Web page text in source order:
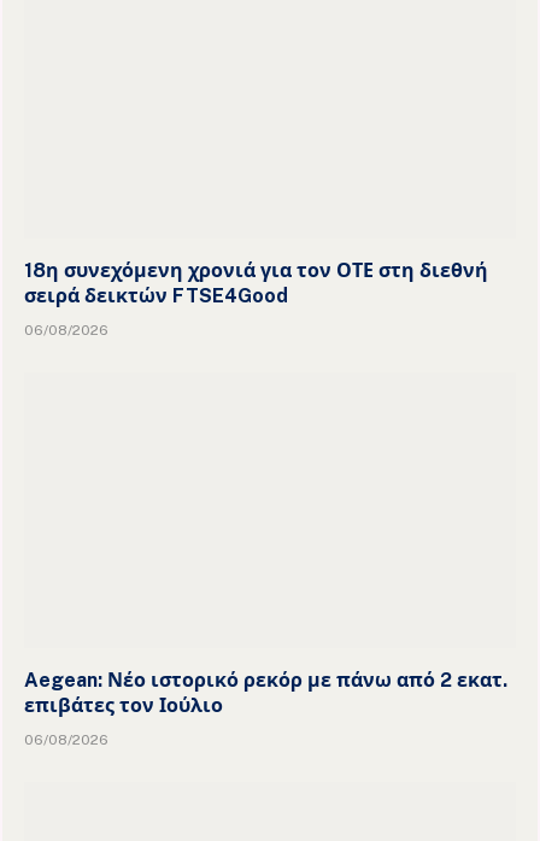
18η συνεχόμενη χρονιά για τον ΟΤΕ στη διεθνή
σειρά δεικτών FTSE4Good
06/08/2026
Aegean: Νέο ιστορικό ρεκόρ με πάνω από 2 εκατ.
επιβάτες τον Ιούλιο
06/08/2026